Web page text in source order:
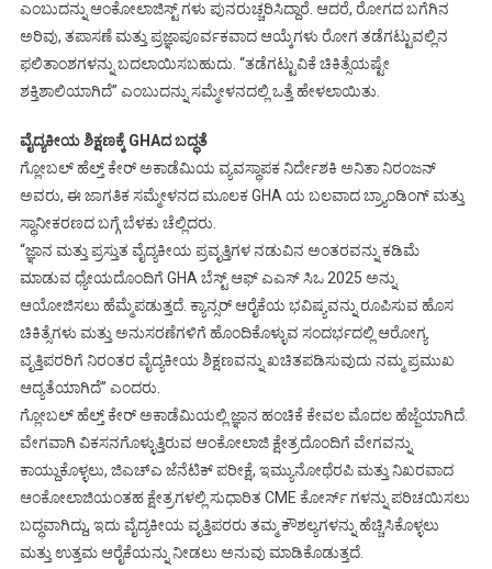
ಎಂಬುದನ್ನು ಆಂಕೋಲಾಜಿಸ್ಟ್ ಗಳು ಪುನರುಚ್ಚರಿಸಿದ್ದಾರೆ. ಆದರೆ, ರೋಗದ ಬಗೆಗಿನ
ಅರಿವು, ತಪಾಸಣೆ ಮತ್ತು ಪ್ರಜ್ಞಾಪೂರ್ವಕವಾದ ಆಯ್ಕೆಗಳು ರೋಗ ತಡೆಗಟ್ಟುವಲ್ಲಿನ
ಫಲಿತಾಂಶಗಳನ್ನು ಬದಲಾಯಿಸಬಹುದು. “ತಡೆಗಟ್ಟುವಿಕೆ ಚಿಕಿತ್ಸೆಯಷ್ಟೇ
ಶಕ್ತಿಶಾಲಿಯಾಗಿದೆ’’ ಎಂಬುದನ್ನು ಸಮ್ಮೇಳನದಲ್ಲಿ ಒತ್ತೆ ಹೇಳಲಾಯಿತು.
ವೈದ್ಯಕೀಯ ಶಿಕ್ಷಣಕ್ಕೆ GHAದ ಬದ್ಧತೆ
ಗ್ಲೋಬಲ್ ಹೆಲ್ತ್ ಕೇರ್ ಅಕಾಡೆಮಿಯ ವ್ಯವಸ್ಥಾಪಕ ನಿರ್ದೇಶಕಿ ಅನಿತಾ ನಿರಂಜನ್
ಅವರು, ಈ ಜಾಗತಿಕ ಸಮ್ಮೇಳನದ ಮೂಲಕ GHA ಯ ಬಲವಾದ ಬ್ರ್ಯಾಂಡಿಂಗ್ ಮತ್ತು
ಸ್ಥಾನೀಕರಣದ ಬಗ್ಗೆ ಬೆಳಕು ಚೆಲ್ಲಿದರು.
“ಜ್ಞಾನ ಮತ್ತು ಪ್ರಸ್ತುತ ವೈದ್ಯಕೀಯ ಪ್ರವೃತ್ತಿಗಳ ನಡುವಿನ ಅಂತರವನ್ನು ಕಡಿಮೆ
ಮಾಡುವ ಧ್ಯೇಯದೊಂದಿಗೆ GHA ಬೆಸ್ಟ್ ಆಫ್ ಎಎಸ್ ಸಿಒ 2025 ಅನ್ನು
ಆಯೋಜಿಸಲು ಹೆಮ್ಮೆಪಡುತ್ತದೆ. ಕ್ಯಾನ್ಸರ್ ಆರೈಕೆಯ ಭವಿಷ್ಯವನ್ನು ರೂಪಿಸುವ ಹೊಸ
ಚಿಕಿತ್ಸೆಗಳು ಮತ್ತು ಅನುಸರಣೆಗಳಿಗೆ ಹೊಂದಿಕೊಳ್ಳುವ ಸಂದರ್ಭದಲ್ಲಿ ಆರೋಗ್ಯ
ವೃತ್ತಿಪರರಿಗೆ ನಿರಂತರ ವೈದ್ಯಕೀಯ ಶಿಕ್ಷಣವನ್ನು ಖಚಿತಪಡಿಸುವುದು ನಮ್ಮ ಪ್ರಮುಖ
ಆದ್ಯತೆಯಾಗಿದೆ’’ ಎಂದರು.
ಗ್ಲೋಬಲ್ ಹೆಲ್ತ್ ಕೇರ್ ಅಕಾಡೆಮಿಯಲ್ಲಿ ಜ್ಞಾನ ಹಂಚಿಕೆ ಕೇವಲ ಮೊದಲ ಹೆಜ್ಜೆಯಾಗಿದೆ.
ವೇಗವಾಗಿ ವಿಕಸನಗೊಳ್ಳುತ್ತಿರುವ ಆಂಕೋಲಾಜಿ ಕ್ಷೇತ್ರದೊಂದಿಗೆ ವೇಗವನ್ನು
ಕಾಯ್ದುಕೊಳ್ಳಲು, ಜಿಎಚ್ಎ ಜೆನೆಟಿಕ್ ಪರೀಕ್ಷೆ, ಇಮ್ಯುನೋಥೆರಪಿ ಮತ್ತು ನಿಖರವಾದ
ಆಂಕೋಲಾಜಿಯಂತಹ ಕ್ಷೇತ್ರಗಳಲ್ಲಿ ಸುಧಾರಿತ CME ಕೋರ್ಸ್ ಗಳನ್ನು ಪರಿಚಯಿಸಲು
ಬದ್ಧವಾಗಿದ್ದು, ಇದು ವೈದ್ಯಕೀಯ ವೃತ್ತಿಪರರು ತಮ್ಮ ಕೌಶಲ್ಯಗಳನ್ನು ಹೆಚ್ಚಿಸಿಕೊಳ್ಳಲು
ಮತ್ತು ಉತ್ತಮ ಆರೈಕೆಯನ್ನು ನೀಡಲು ಅನುವು ಮಾಡಿಕೊಡುತ್ತದೆ.